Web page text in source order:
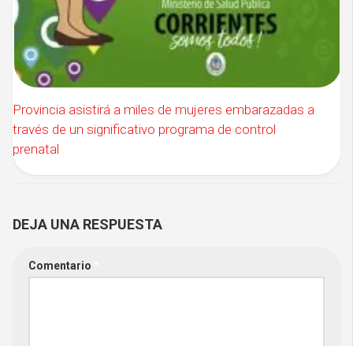
Provincia asistirá a miles de mujeres embarazadas a
través de un significativo programa de control
prenatal
DEJA UNA RESPUESTA
Comentario